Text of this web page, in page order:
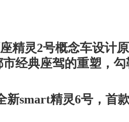
精灵2号概念车设计
市经典座驾的重塑，
新smart精灵6号，首